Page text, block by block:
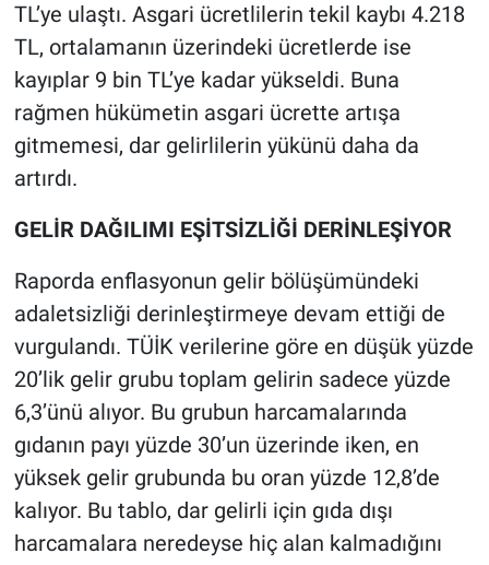
TL’ye ulaştı. Asgari ücretlilerin tekil kaybı 4.218
TL, ortalamanın üzerindeki ücretlerde ise
kayıplar 9 bin TL’ye kadar yükseldi. Buna
rağmen hükümetin asgari ücrette artışa
gitmemesi, dar gelirlilerin yükünü daha da
artırdı.
GELİR DAĞILIMI EŞİTSİZLİĞİ DERİNLEŞİYOR
Raporda enflasyonun gelir bölüşümündeki
adaletsizliği derinleştirmeye devam ettiği de
vurgulandı. TÜİK verilerine göre en düşük yüzde
20’lik gelir grubu toplam gelirin sadece yüzde
6,3’ünü alıyor. Bu grubun harcamalarında
gıdanın payı yüzde 30’un üzerinde iken, en
yüksek gelir grubunda bu oran yüzde 12,8’de
kalıyor. Bu tablo, dar gelirli için gıda dışı
harcamalara neredeyse hiç alan kalmadığını